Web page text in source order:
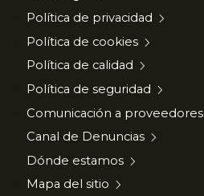
Política de privacidad
Política de cookies
Política de calidad
Política de seguridad
Comunicación a proveedores
Canal de Denuncias
Dónde estamos
Mapa del sitio